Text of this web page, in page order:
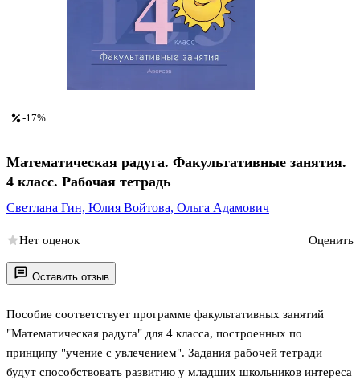
Оставить отзыв
Пособие соответствует программе факультативных занятий
"Математическая радуга" для 4 класса, построенных по
принципу "учение с увлечением". Задания рабочей тетради
будут способствовать развитию у младших школьников интереса
-17%
Математическая радуга. Факультативные занятия.
4 класс. Рабочая тетрадь
Светлана Гин, Юлия Войтова, Ольга Адамович
Нет оценок Оценить